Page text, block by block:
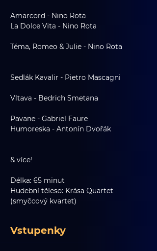
La Dolce Vita - Nino Rota
Téma, Romeo & Julie - Nino Rota
Sedlák Kavalir - Pietro Mascagni
Vltava - Bedrich Smetana
Humoreska - Antonín Dvořák
& více!
Délka: 65 minut
Hudební těleso: Krása Quartet
(smyčcový kvartet)
Vstupenky